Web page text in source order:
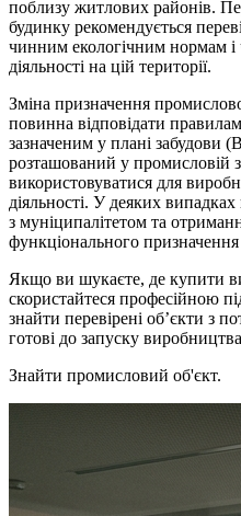
поблизу житлових районів.
будинку рекомендується
чинним екологічним нормам
діяльності на цій території.
Зміна призначення
повинна відповідати
зазначеним у плані забудови
розташований у промисловій
використовуватися для
діяльності. У деяких
з муніципалітетом та
функціонального призначення
Якщо ви шукаєте, де купити
скористайтеся професійною
знайти перевірені об’єкти з
готові до запуску
Знайти промисловий об'єкт.